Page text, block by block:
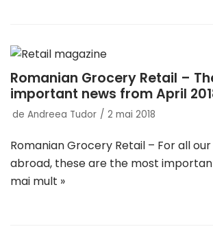
Romanian Grocery Retail –
important news from April
de Andreea Tudor 2 mai 2018
Romanian Grocery Retail – For all
abroad, these are the most
mai mult »